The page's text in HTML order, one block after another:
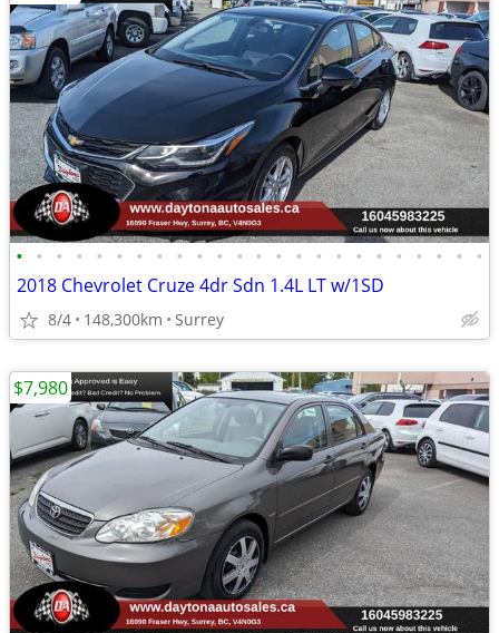
• • • • • • • • • • • • • • • • • • • • • • • •
2018 Chevrolet Cruze 4dr Sdn 1.4L LT w/1SD
8/4 148,300km Surrey
$7,980